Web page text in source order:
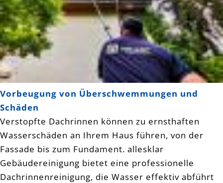
Vorbeugung von Überschwemmungen und
Schäden
Verstopfte Dachrinnen können zu ernsthaften
Wasserschäden an Ihrem Haus führen, von der
Fassade bis zum Fundament. allesklar
Gebäudereinigung bietet eine professionelle
Dachrinnenreinigung, die Wasser effektiv abführt